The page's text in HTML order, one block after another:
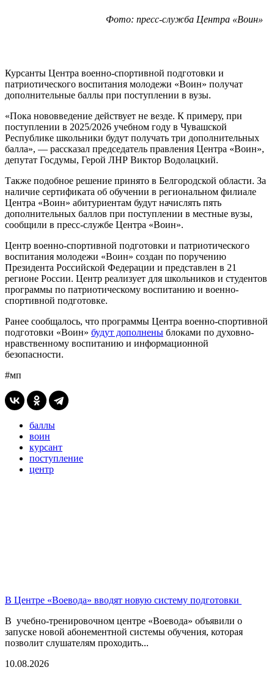
Фото: пресс-служба Центра «Воин»
Курсанты Центра военно-спортивной подготовки и
патриотического воспитания молодежи «Воин» получат
дополнительные баллы при поступлении в вузы.
«Пока нововведение действует не везде. К примеру, при
поступлении в 2025/2026 учебном году в Чувашской
Республике школьники будут получать три дополнительных
балла», — рассказал председатель правления Центра «Воин»,
депутат Госдумы, Герой ЛНР Виктор Водолацкий.
Также подобное решение принято в Белгородской области. За
наличие сертификата об обучении в региональном филиале
Центра «Воин» абитуриентам будут начислять пять
дополнительных баллов при поступлении в местные вузы,
сообщили в пресс-службе Центра «Воин».
Центр военно-спортивной подготовки и патриотического
воспитания молодежи «Воин» создан по поручению
Президента Российской Федерации и представлен в 21
регионе России. Центр реализует для школьников и студентов
программы по патриотическому воспитанию и военно-
спортивной подготовке.
Ранее сообщалось, что программы Центра военно-спортивной
подготовки «Воин» будут дополнены блоками по духовно-
нравственному воспитанию и информационной
безопасности.
#мп
баллы
воин
курсант
поступление
центр
В Центре «Воевода» вводят новую систему подготовки
В учебно-тренировочном центре «Воевода» объявили о
запуске новой абонементной системы обучения, которая
позволит слушателям проходить...
10.08.2026